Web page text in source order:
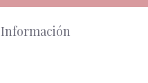
Información